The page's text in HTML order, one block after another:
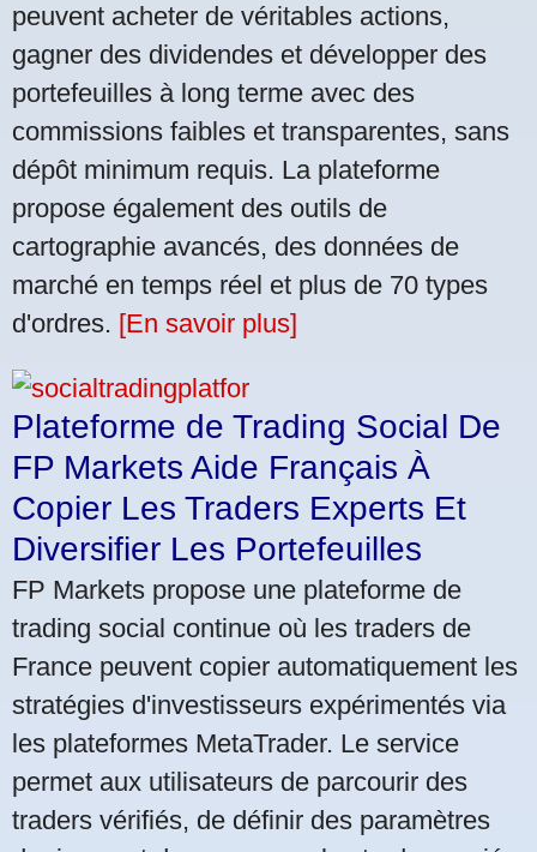
peuvent acheter de véritables actions,
gagner des dividendes et développer des
portefeuilles à long terme avec des
commissions faibles et transparentes, sans
dépôt minimum requis. La plateforme
propose également des outils de
cartographie avancés, des données de
marché en temps réel et plus de 70 types
d'ordres. [En savoir plus]
Plateforme de Trading Social De
FP Markets Aide Français À
Copier Les Traders Experts Et
Diversifier Les Portefeuilles
FP Markets propose une plateforme de
trading social continue où les traders de
France peuvent copier automatiquement les
stratégies d'investisseurs expérimentés via
les plateformes MetaTrader. Le service
permet aux utilisateurs de parcourir des
traders vérifiés, de définir des paramètres